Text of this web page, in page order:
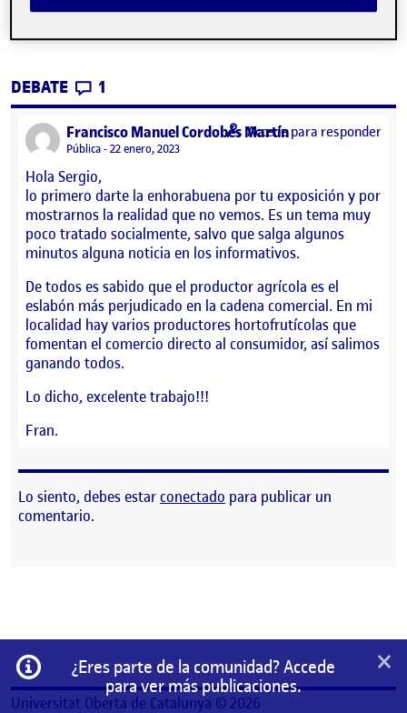
DEBATE CONTRIBUTIONS
1
Francisco Manuel Cordobés Martínsays:
Visibilidad:
Pública 22 enero, 2023
Hola Sergio,
lo primero darte la enhorabuena por tu exposición y por
mostrarnos la realidad que no vemos. Es un tema muy
poco tratado socialmente, salvo que salga algunos
minutos alguna noticia en los informativos.
De todos es sabido que el productor agrícola es el
eslabón más perjudicado en la cadena comercial. En mi
localidad hay varios productores hortofrutícolas que
fomentan el comercio directo al consumidor, así salimos
ganando todos.
Lo dicho, excelente trabajo!!!
Fran.
Accede para responder
Lo siento, debes estarconectado para publicar un
comentario.
Información
¿Eres parte de la comunidad? Accede
para ver más publicaciones.
×
Universitat Oberta de Catalunya © 2026